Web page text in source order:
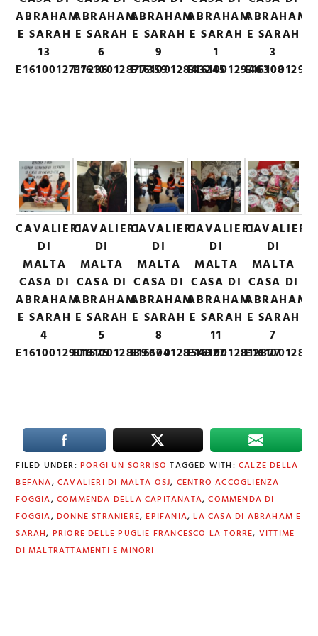
ABRAHAM
E SARAH
13
E1610012717236
ABRAHAM
E SARAH
6
E1610012877359
ABRAHAM
E SARAH
9
E1610012843245
ABRAHAM
E SARAH
1
E1610012946308
ABRAHAM
E SARAH
3
CAVALIERI
DI
MALTA
CASA DI
ABRAHAM
E SARAH
4
E1610012901575
CAVALIERI
DI
MALTA
CASA DI
ABRAHAM
E SARAH
5
E1610012889674
CAVALIERI
DI
MALTA
CASA DI
ABRAHAM
E SARAH
8
E1610012854927
CAVALIERI
DI
MALTA
CASA DI
ABRAHAM
E SARAH
11
E1610012812827
CAVALIERI
DI
MALTA
CASA DI
ABRAHAM
E SARAH
7
FILED UNDER: PORGI UN SORRISO TAGGED WITH:CALZE DELLA
BEFANA, CAVALIERI DI MALTA OSJ, CENTRO ACCOGLIENZA
FOGGIA, COMMENDA DELLA CAPITANATA,COMMENDA DI
FOGGIA, DONNE STRANIERE,EPIFANIA,LA CASA DI ABRAHAM E
SARAH, PRIORE DELLE PUGLIE FRANCESCO LA TORRE, VITTIME
DI MALTRATTAMENTI E MINORI